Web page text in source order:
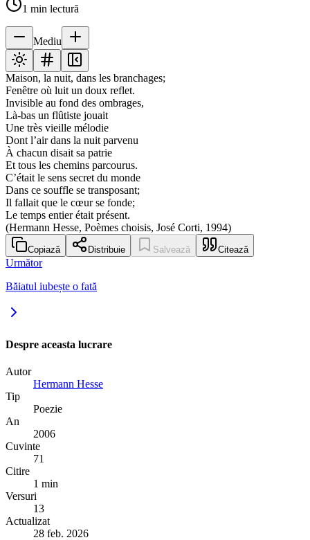
1 min lectură
Mediu
Maison, la nuit, dans les branchages;
Fenêtre où luit un doux reflet.
Invisible au fond des ombrages,
Là-bas un flûtiste jouait
Une très vieille mélodie
Dont l’air dans la nuit parvenu
À chacun disait sa patrie
Et tous les chemins parcourus.
C’était le sens secret du monde
Dans ce souffle se transposant;
Il fallait que le cœur se fonde;
Le temps entier était présent.
(Hermann Hesse, Poèmes choisis, José Corti, 1994)
Copiază Distribuie Salvează Citează
Următor
Băiatul iubește o fată
Despre aceasta lucrare
Autor
Hermann Hesse
Tip
Poezie
An
2006
Cuvinte
71
Citire
1 min
Versuri
13
Actualizat
28 feb. 2026